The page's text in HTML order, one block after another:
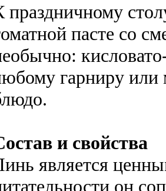
праздничному
пасте со
гарниру или
и свойства
является
он